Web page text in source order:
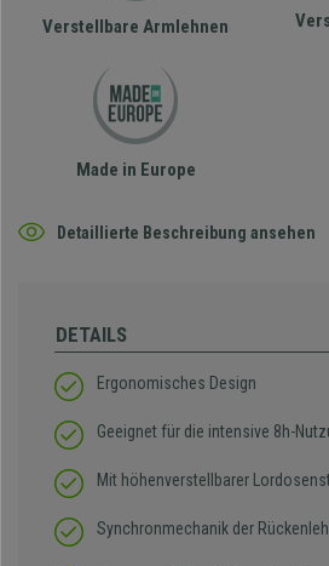
Verstellbare Armlehnen
Made in Europe
Detaillierte Beschreibung ansehen
DETAILS
Ergonomisches Design
Geeignet für die intensive 8h-
Mit höhenverstellbarer
Synchronmechanik der